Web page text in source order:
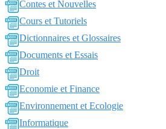
Contes et Nouvelles
Cours et Tutoriels
Dictionnaires et Glossaires
Documents et Essais
Droit
Economie et Finance
Environnement et Ecologie
Informatique